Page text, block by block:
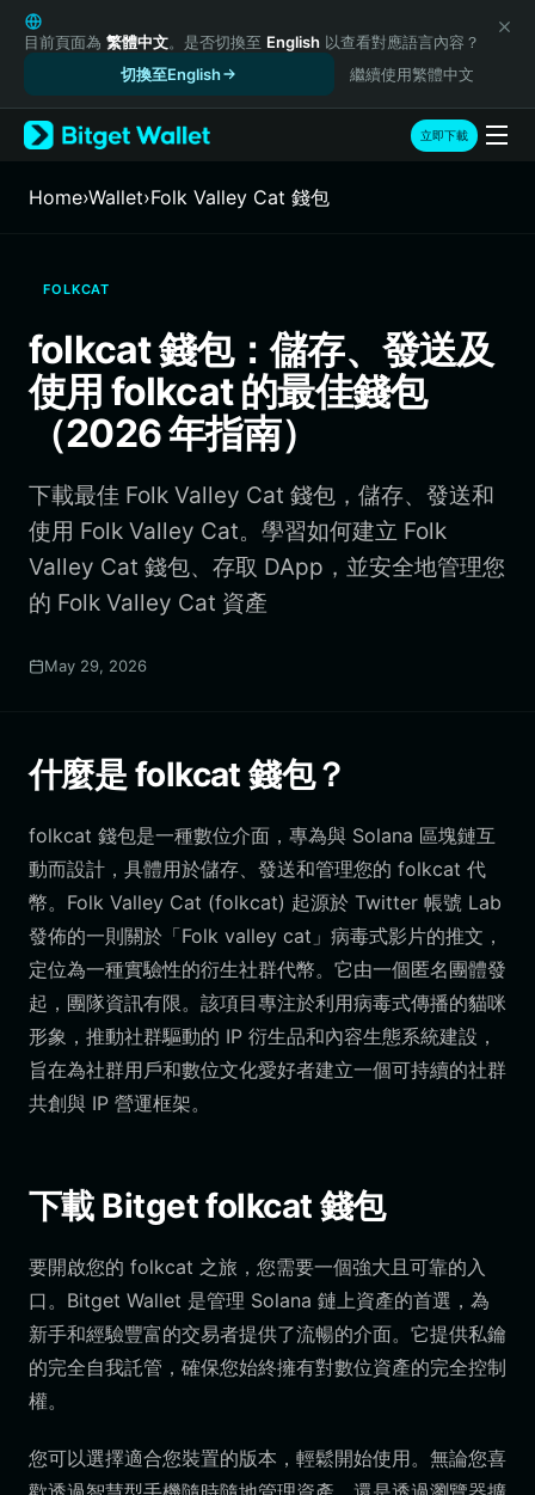
English
日本語
Русский
Español (Latinoamérica)
Türkçe
Italiano
繁體中文
Português (Portugal)
Bahasa Indonesia
ภาษาไทย
Português (Brasil)
Español (Argentina)
目前頁面為 繁體中文。是否切換至 English 以查看對應語言內容？
切換至English
繼續使用繁體中文
立即下載
Home›Wallet›Folk Valley Cat 錢包
FOLKCAT
folkcat 錢包：儲存、發送及
使用 folkcat 的最佳錢包
（2026 年指南）
下載最佳 Folk Valley Cat 錢包，儲存、發送和
使用 Folk Valley Cat。學習如何建立 Folk
Valley Cat 錢包、存取 DApp，並安全地管理您
的 Folk Valley Cat 資產
May 29, 2026
什麼是 folkcat 錢包？
folkcat 錢包是一種數位介面，專為與 Solana 區塊鏈互
動而設計，具體用於儲存、發送和管理您的 folkcat 代
幣。Folk Valley Cat (folkcat) 起源於 Twitter 帳號 Lab
發佈的一則關於「Folk valley cat」病毒式影片的推文，
定位為一種實驗性的衍生社群代幣。它由一個匿名團體發
起，團隊資訊有限。該項目專注於利用病毒式傳播的貓咪
形象，推動社群驅動的 IP 衍生品和內容生態系統建設，
旨在為社群用戶和數位文化愛好者建立一個可持續的社群
共創與 IP 營運框架。
下載 Bitget folkcat 錢包
要開啟您的 folkcat 之旅，您需要一個強大且可靠的入
口。Bitget Wallet 是管理 Solana 鏈上資產的首選，為
新手和經驗豐富的交易者提供了流暢的介面。它提供私鑰
的完全自我託管，確保您始終擁有對數位資產的完全控制
權。
您可以選擇適合您裝置的版本，輕鬆開始使用。無論您喜